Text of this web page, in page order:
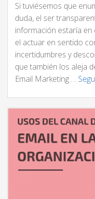
Si tuviésemos que
duda, el ser
información estaría en
el actuar en sentido
incertidumbres y
que también los aleja
Email Marketing …